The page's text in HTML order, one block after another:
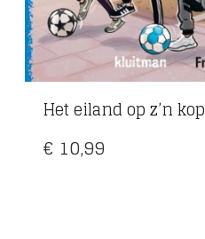
Het eiland op z’n kop
€ 10,99